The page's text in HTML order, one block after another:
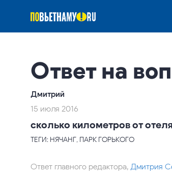
Ответ на
Дмитрий
15 июля 2016
сколько километров от
ТЕГИ: НЯЧАНГ, ПАРК ГОРЬКОГО
Ответ главного редактора, Дмитрия